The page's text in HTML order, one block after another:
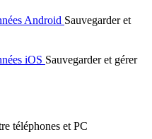
Android Sauvegarder et
iOS Sauvegarder et gérer
téléphones et PC